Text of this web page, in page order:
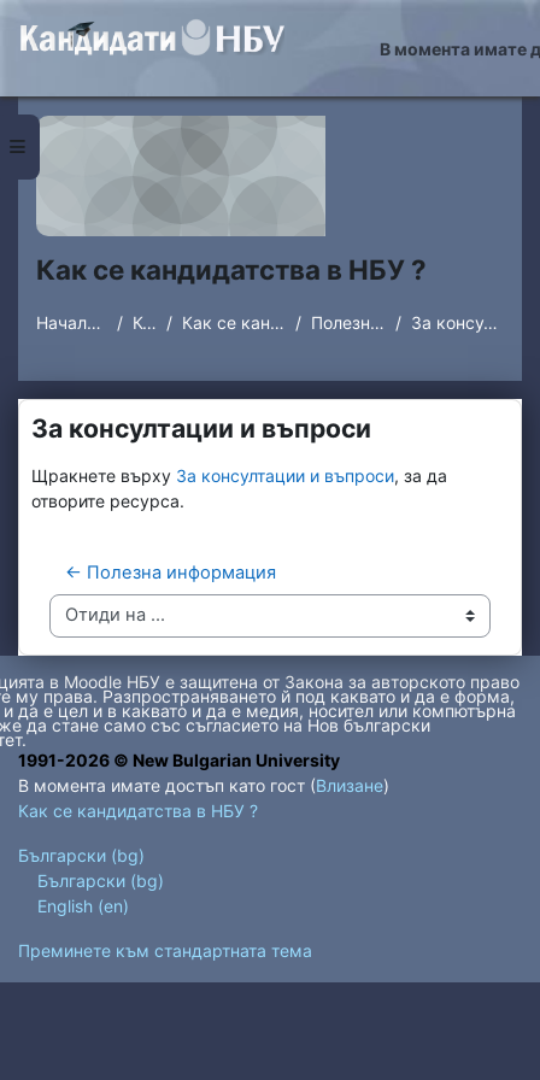
Страничен панел
В момента имате
Как се кандидатства в НБУ ?
Начална страница Курсове Как се кандидатства в НБУ ? Полезна информация За консултации и въпроси
За консултации и въпроси
Изисквания за завършване
Щракнете върху За консултации и въпроси, за да
отворите ресурса.
← Полезна информация
Отиди на ...
в Moodle НБУ е защитена от Закона за авторското право
му права. Разпространяването й под каквато и да е форма,
и да е цел и в каквато и да е медия, носител или компютърна
да стане само със съгласието на Нов български
1991-2026 © New Bulgarian University
В момента имате достъп като гост (Влизане)
Как се кандидатства в НБУ ?
Български ‎(bg)‎
Български ‎(bg)‎
English ‎(en)‎
Преминете към стандартната тема